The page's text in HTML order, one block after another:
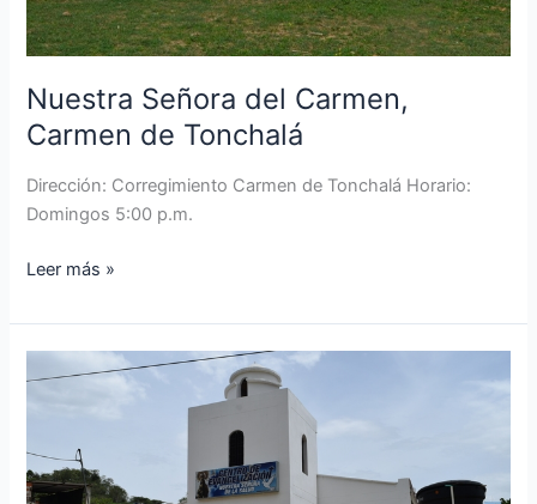
Nuestra Señora del Carmen,
Carmen de Tonchalá
Dirección: Corregimiento Carmen de Tonchalá Horario:
Domingos 5:00 p.m.
Leer más »
Nuestra
la
Salud